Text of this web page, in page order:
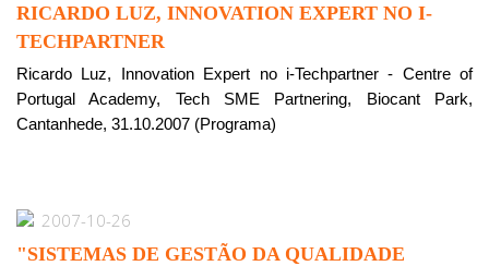
RICARDO LUZ, INNOVATION EXPERT NO I-
TECHPARTNER
Ricardo Luz, Innovation Expert no i-Techpartner - Centre of
Portugal Academy, Tech SME Partnering, Biocant Park,
Cantanhede, 31.10.2007 (Programa)
2007-10-26
"SISTEMAS DE GESTÃO DA QUALIDADE